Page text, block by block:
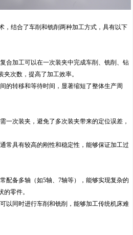
，结合了车削和铣削两种加工方式，具有以下
合加工可以在一次装夹中完成车削、铣削、钻
次数，提高了加工效率。
的转移和等待时间，显著缩短了整体生产周
次装夹，避免了多次装夹带来的定位误差，
常具有较高的刚性和稳定性，能够保证加工过
配备多轴（如5轴、7轴等），能够实现复杂的
的零件。
以同时进行车削和铣削，能够加工传统机床难